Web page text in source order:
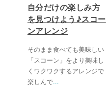
自分だけの楽しみ方
を見つけよう♪スコー
ンアレンジ
そのまま食べても美味しい
「スコーン」をより美味し
くワクワクするアレンジで
楽しんで...